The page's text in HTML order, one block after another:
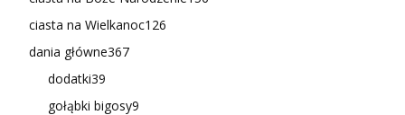
ciasta na Wielkanoc126
dania główne367
dodatki39
gołąbki bigosy9